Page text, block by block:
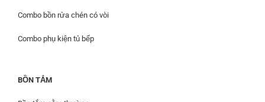
Combo bồn rửa chén có vòi
Combo phụ kiện tủ bếp
BỒN TẮM